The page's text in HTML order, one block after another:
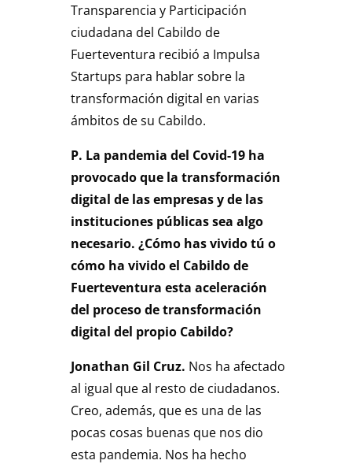
Transparencia y Participación
ciudadana del Cabildo de
Fuerteventura recibió a Impulsa
Startups para hablar sobre la
transformación digital en varias
ámbitos de su Cabildo.
P. La pandemia del Covid-19 ha
provocado que la transformación
digital de las empresas y de las
instituciones públicas sea algo
necesario. ¿Cómo has vivido tú o
cómo ha vivido el Cabildo de
Fuerteventura esta aceleración
del proceso de transformación
digital del propio Cabildo?
Jonathan Gil Cruz. Nos ha afectado
al igual que al resto de ciudadanos.
Creo, además, que es una de las
pocas cosas buenas que nos dio
esta pandemia. Nos ha hecho